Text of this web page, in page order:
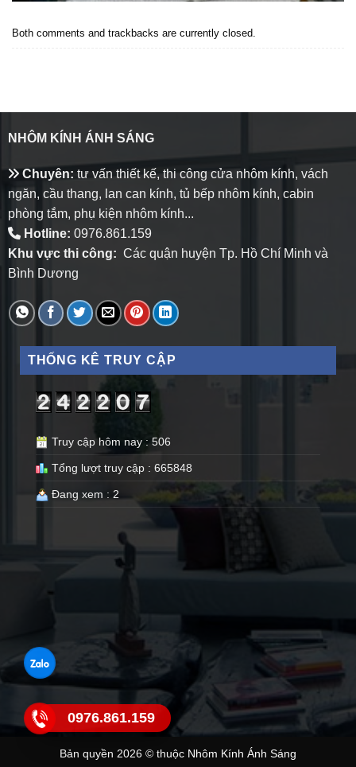
Both comments and trackbacks are currently closed.
NHÔM KÍNH ÁNH SÁNG
Chuyên: tư vấn thiết kế, thi công cửa nhôm kính, vách
ngăn, cầu thang, lan can kính, tủ bếp nhôm kính, cabin
phòng tắm, phụ kiện nhôm kính...
Hotline: 0976.861.159
Khu vực thi công: Các quận huyện Tp. Hồ Chí Minh và
Bình Dương
THỐNG KÊ TRUY CẬP
Truy cập hôm nay : 506
Tổng lượt truy cập : 665848
Đang xem : 2
Bản quyền 2026 © thuộc Nhôm Kính Ánh Sáng
0976.861.159